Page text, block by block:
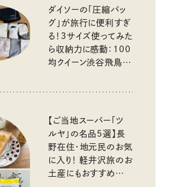
ダイソーの「圧縮バッ
グ」が旅行に便利すぎ
る！3サイズ使ってみた
ら収納力に感動：100
均クイーン渋谷飛鳥の
【ご当地スーパー「ツ
ルヤ」の名品5選】長
野在住・地元民のお気
に入り！ 軽井沢旅のお
土産にもおすすめのお